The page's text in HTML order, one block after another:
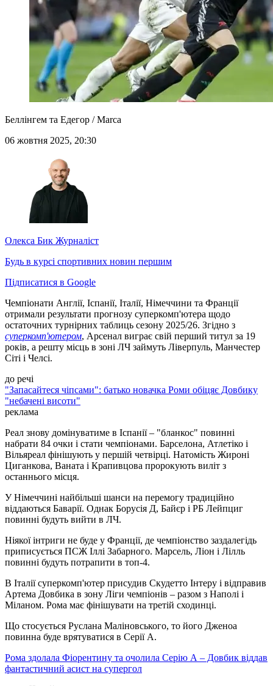
Беллінгем та Едегор / Marca
06 жовтня 2025, 20:30
Олекса Бик Журналіст
Будь в курсі спортивних новин першим
Підписатися в Google
Чемпіонати Англії, Іспанії, Італії, Німеччини та Франції
отримали результати прогнозу суперкомп'ютера щодо
остаточних турнірних таблиць сезону 2025/26. Згідно з
суперкомп'ютером, Арсенал виграє свій перший титул за 19
років, а решту місць в зоні ЛЧ займуть Ліверпуль, Манчестер
Сіті і Челсі.
до речі
"Запасайтеся чіпсами": батько новачка Роми обіцяє Довбику
"небачені висоти"
реклама
Реал знову домінуватиме в Іспанії – "бланкос" повинні
набрати 84 очки і стати чемпіонами. Барселона, Атлетіко і
Вільяреал фінішують у першій четвірці. Натомість Жироні
Циганкова, Ваната і Крапивцова пророкують виліт з
останнього місця.
У Німеччині найбільші шанси на перемогу традиційно
віддаються Баварії. Однак Борусія Д, Байєр і РБ Лейпциг
повинні будуть вийти в ЛЧ.
Ніякої інтриги не буде у Франції, де чемпіонство заздалегідь
приписується ПСЖ Іллі Забарного. Марсель, Ліон і Лілль
повинні будуть потрапити в топ-4.
В Італії суперкомп'ютер присудив Скудетто Інтеру і відправив
Артема Довбика в зону Ліги чемпіонів – разом з Наполі і
Міланом. Рома має фінішувати на третій сходинці.
Що стосується Руслана Маліновського, то його Дженоа
повинна буде врятуватися в Серії А.
Рома здолала Фіорентину та очолила Серію А – Довбик віддав
фантастичний асист на супергол